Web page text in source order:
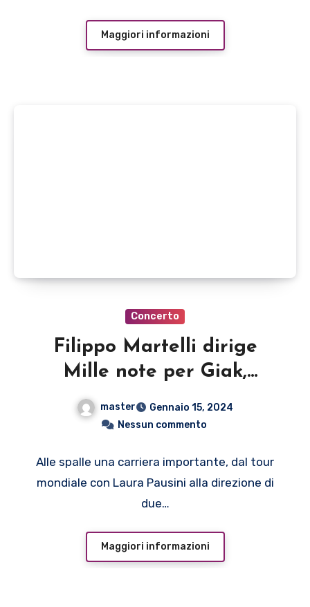
Maggiori informazioni
Concerto
Filippo Martelli dirige
Mille note per Giak,
concerto benefico a Prato
master
Gennaio 15, 2024
Nessun commento
Alle spalle una carriera importante, dal tour
mondiale con Laura Pausini alla direzione di
due…
Maggiori informazioni